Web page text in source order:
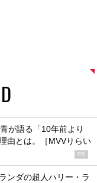
が語る「10年前より
由とは。［MVVりらい
PR
ンダの超人ハリー・ラ